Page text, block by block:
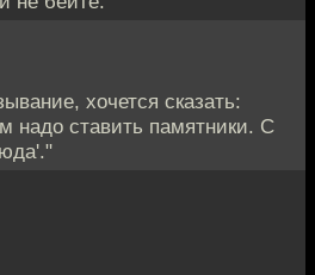
хочется сказать:
надо ставить памятники. С